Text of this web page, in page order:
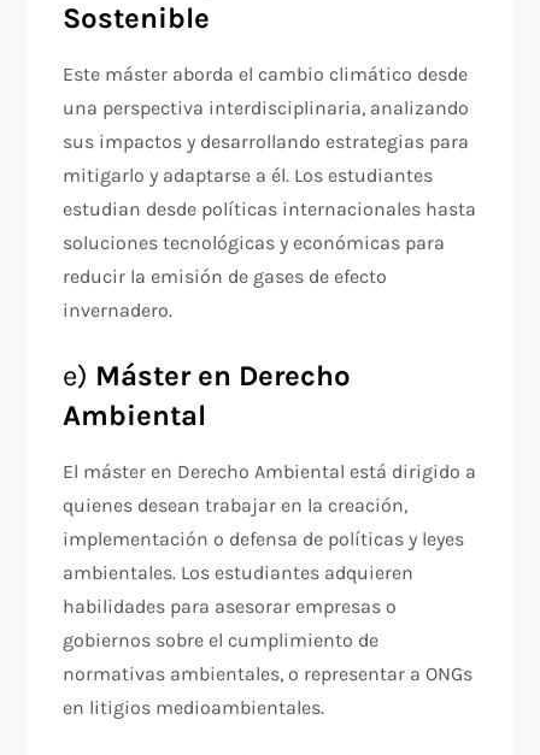
Sostenible
Este máster aborda el cambio climático desde
una perspectiva interdisciplinaria, analizando
sus impactos y desarrollando estrategias para
mitigarlo y adaptarse a él. Los estudiantes
estudian desde políticas internacionales hasta
soluciones tecnológicas y económicas para
reducir la emisión de gases de efecto
invernadero.
e) Máster en Derecho
Ambiental
El máster en Derecho Ambiental está dirigido a
quienes desean trabajar en la creación,
implementación o defensa de políticas y leyes
ambientales. Los estudiantes adquieren
habilidades para asesorar empresas o
gobiernos sobre el cumplimiento de
normativas ambientales, o representar a ONGs
en litigios medioambientales.